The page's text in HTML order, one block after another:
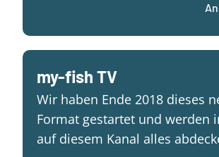
my-fish TV
Wir haben Ende 2018 dieses
Format gestartet und werden
auf diesem Kanal alles